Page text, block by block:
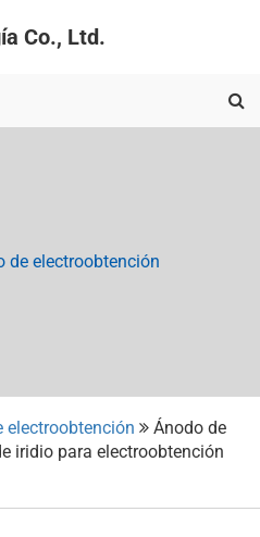
Co., Ltd.
de electroobtención
electroobtención
Ánodo de
iridio para electroobtención